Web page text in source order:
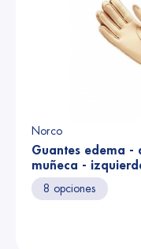
Norco
Guantes edema -
muñeca -
8 opciones